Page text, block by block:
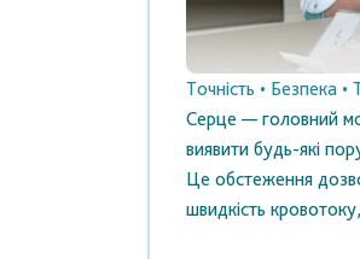
Точність • Безпека •
Серце — головний
виявити будь-які
Це обстеження
швидкість